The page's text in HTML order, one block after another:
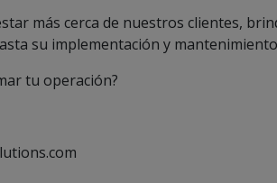
más cerca de nuestros clientes,
su implementación y
tu operación?